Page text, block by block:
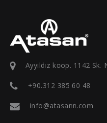
Ayyıldız koop. 1142
+90.312 385 60 48
info@atasann.com